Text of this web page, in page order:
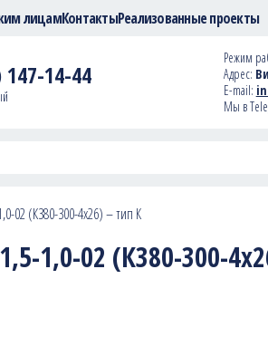
лицамКонтактыРеализованные проекты
147-14-44
Режим
Адрес:
E-mail:
Мы в
02 (К380-300-4х26) – тип К
1,0-02 (К380-300-